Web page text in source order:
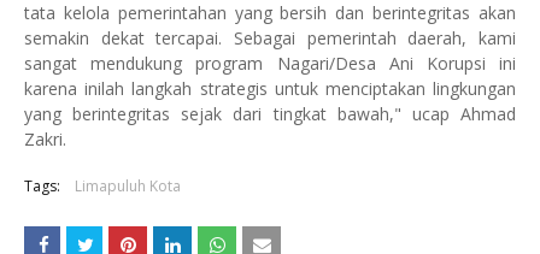
tata kelola pemerintahan yang bersih dan berintegritas akan
semakin dekat tercapai. Sebagai pemerintah daerah, kami
sangat mendukung program Nagari/Desa Ani Korupsi ini
karena inilah langkah strategis untuk menciptakan lingkungan
yang berintegritas sejak dari tingkat bawah," ucap Ahmad
Zakri.
Tags: Limapuluh Kota